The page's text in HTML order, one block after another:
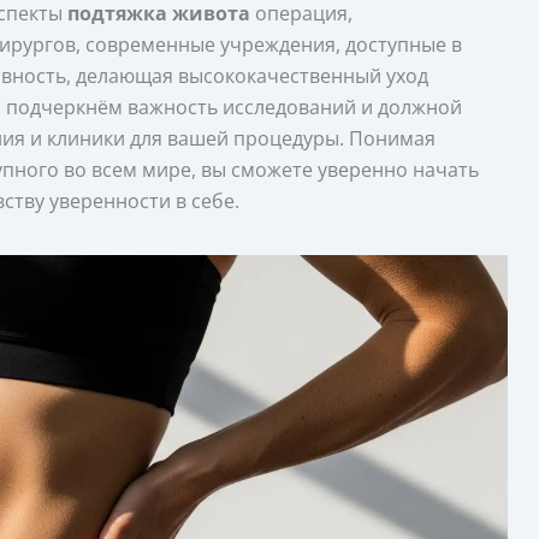
подтяжка живота операция,
современные учреждения, доступные в
делающая высококачественный уход
важность исследований и должной
и клиники для вашей процедуры. Понимая
во всем мире, вы сможете уверенно начать
уверенности в себе.